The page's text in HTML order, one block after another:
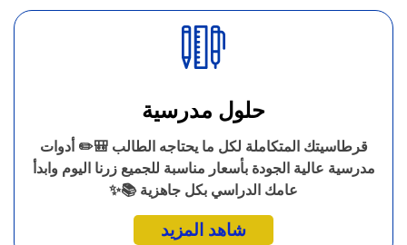
حلول مدرسية
قرطاسيتك المتكاملة لكل ما يحتاجه الطالب 🎒✏️ أدوات
مدرسية عالية الجودة بأسعار مناسبة للجميع زرنا اليوم وابدأ
عامك الدراسي بكل جاهزية 📚✨
شاهد المزيد